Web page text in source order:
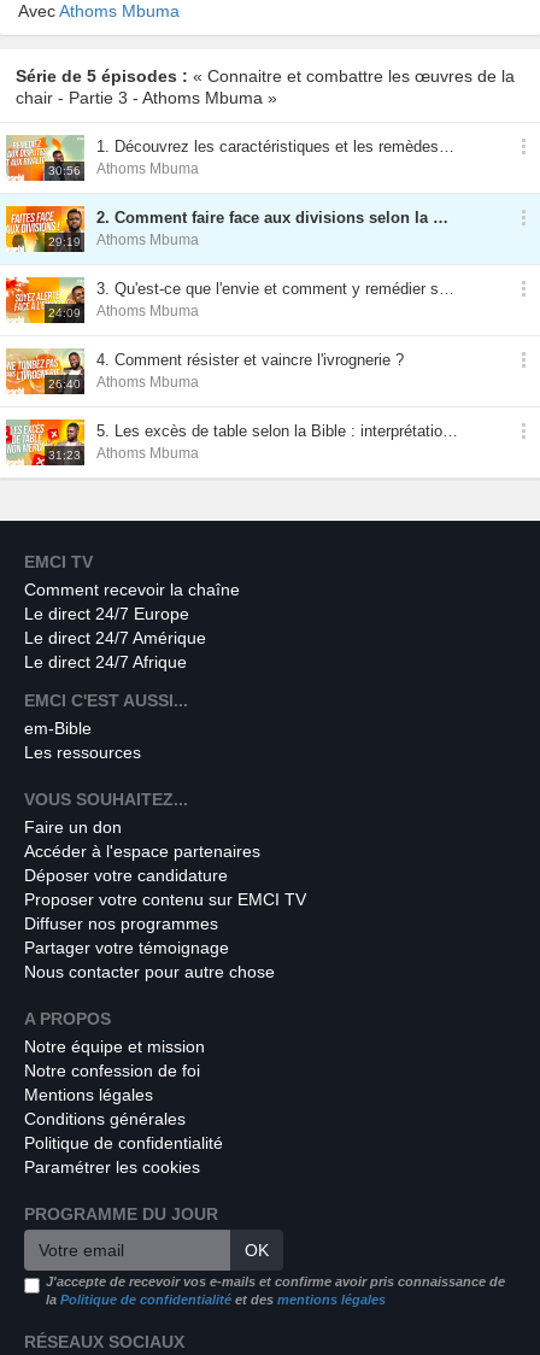
AvecAthoms Mbuma
Série de 5 épisodes : « Connaitre et combattre les œuvres de la
chair - Partie 3 - Athoms Mbuma »
30:56
1. Découvrez les caractéristiques et les remèdes face aux disputes ou aux rivalités
Athoms Mbuma
29:19
2. Comment faire face aux divisions selon la Bible ?
Athoms Mbuma
24:09
3. Qu'est-ce que l'envie et comment y remédier selon la Bible ?
Athoms Mbuma
26:40
4. Comment résister et vaincre l'ivrognerie ?
Athoms Mbuma
31:23
5. Les excès de table selon la Bible : interprétation actuelle et remèdes
Athoms Mbuma
EMCI TV
Comment recevoir la chaîne
Le direct 24/7 Europe
Le direct 24/7 Amérique
Le direct 24/7 Afrique
EMCI C'EST AUSSI...
em-Bible
Les ressources
VOUS SOUHAITEZ...
Faire un don
Accéder à l'espace partenaires
Déposer votre candidature
Proposer votre contenu sur EMCI TV
Diffuser nos programmes
Partager votre témoignage
Nous contacter pour autre chose
A PROPOS
Notre équipe et mission
Notre confession de foi
Mentions légales
Conditions générales
Politique de confidentialité
Paramétrer les cookies
PROGRAMME DU JOUR
OK
J'accepte de recevoir vos e-mails et confirme avoir pris connaissance de
la Politique de confidentialité et des mentions légales
RÉSEAUX SOCIAUX